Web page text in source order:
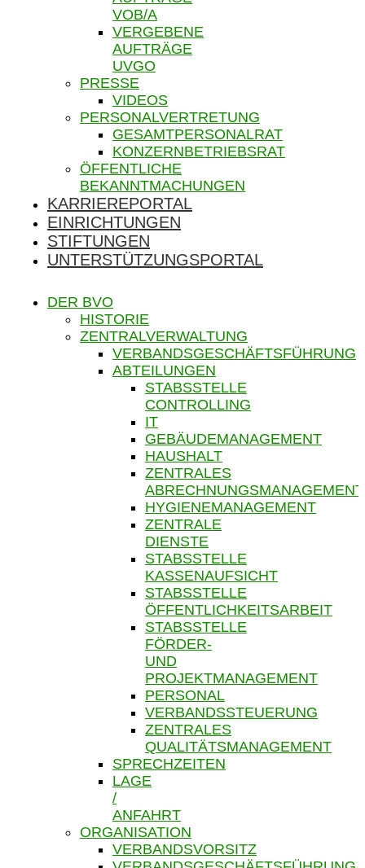
VOB/A
VERGEBENE
AUFTRÄGE
UVGO
PRESSE
VIDEOS
PERSONALVERTRETUNG
GESAMTPERSONALRAT
KONZERNBETRIEBSRAT
ÖFFENTLICHE
BEKANNTMACHUNGEN
KARRIEREPORTAL
EINRICHTUNGEN
STIFTUNGEN
UNTERSTÜTZUNGSPORTAL
DER BVO
HISTORIE
ZENTRALVERWALTUNG
VERBANDSGESCHÄFTSFÜHRUNG
ABTEILUNGEN
STABSSTELLE
CONTROLLING
IT
GEBÄUDEMANAGEMENT
HAUSHALT
ZENTRALES
ABRECHNUNGSMANAGEMENT
HYGIENEMANAGEMENT
ZENTRALE
DIENSTE
STABSSTELLE
KASSENAUFSICHT
STABSSTELLE
ÖFFENTLICHKEITSARBEIT
STABSSTELLE
FÖRDER-
UND
PROJEKTMANAGEMENT
PERSONAL
VERBANDSSTEUERUNG
ZENTRALES
QUALITÄTSMANAGEMENT
SPRECHZEITEN
LAGE
/
ANFAHRT
ORGANISATION
VERBANDSVORSITZ